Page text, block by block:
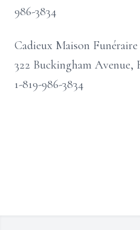
986-3834
Cadieux Maison Funéraire
322 Buckingham Avenue,
1-819-986-3834